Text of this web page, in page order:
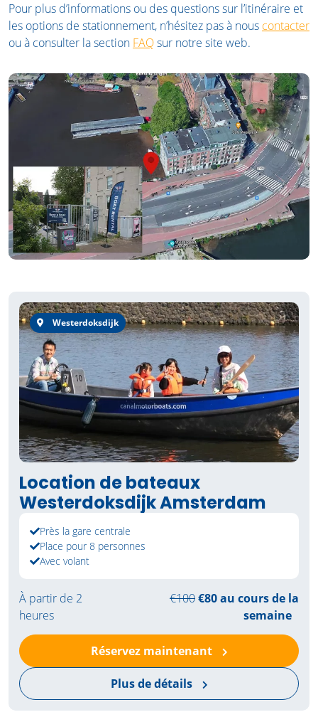
Pour plus d’informations ou des questions sur l’itinéraire et
les options de stationnement, n’hésitez pas à nous contacter
ou à consulter la section FAQsur notre site web.
Westerdoksdijk
Location de bateaux
Westerdoksdijk Amsterdam
Près la gare centrale
Place pour 8 personnes
Avec volant
À partir de 2
heures
€100€80 au cours de la
semaine
Réservez maintenant
Plus de détails